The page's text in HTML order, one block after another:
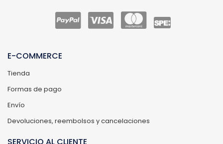
E-COMMERCE
Tienda
Formas de pago
Envío
Devoluciones, reembolsos y cancelaciones
SERVICIO AL CLIENTE